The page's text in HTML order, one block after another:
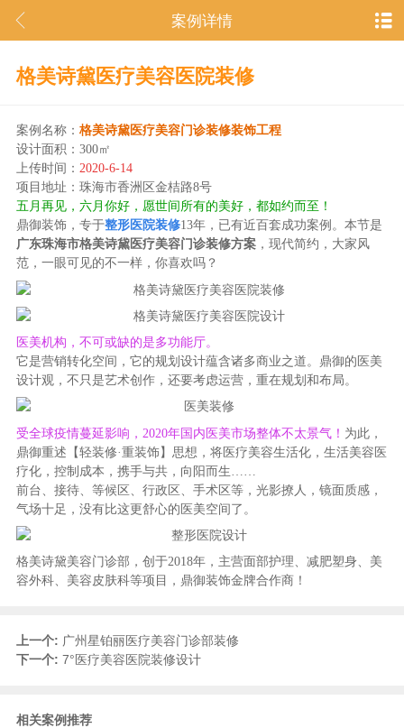
案例详情
格美诗黛医疗美容医院装修
案例名称： 格美诗黛医疗美容门诊装修装饰工程
设计面积：300㎡
上传时间： 2020-6-14
项目地址：珠海市香洲区金桔路8号
五月再见，六月你好，愿世间所有的美好，都如约而至！
鼎御装饰，专于整形医院装修13年，已有近百套成功案例。本节是
广东珠海市格美诗黛医疗美容门诊装修方案，现代简约，大家风
范，一眼可见的不一样，你喜欢吗？
医美机构，不可或缺的是多功能厅。
它是营销转化空间，它的规划设计蕴含诸多商业之道。鼎御的医美
设计观，不只是艺术创作，还要考虑运营，重在规划和布局。
受全球疫情蔓延影响，2020年国内医美市场整体不太景气！ 为此，
鼎御重述【轻装修·重装饰】思想，将医疗美容生活化，生活美容医
疗化，控制成本，携手与共，向阳而生……
前台、接待、等候区、行政区、手术区等，光影撩人，镜面质感，
气场十足，没有比这更舒心的医美空间了。
格美诗黛美容门诊部，创于2018年，主营面部护理、减肥塑身、美
容外科、美容皮肤科等项目，鼎御装饰金牌合作商！
上一个: 广州星铂丽医疗美容门诊部装修
下一个: 7°医疗美容医院装修设计
相关案例推荐